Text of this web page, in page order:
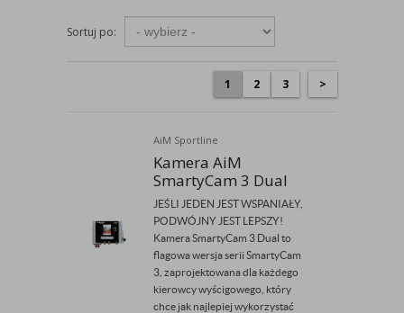
Sortuj po:
1 2 3 >
AiM Sportline
Kamera AiM
SmartyCam 3 Dual
JEŚLI JEDEN JEST WSPANIAŁY,
PODWÓJNY JEST LEPSZY!
Kamera SmartyCam 3 Dual to
flagowa wersja serii SmartyCam
3, zaprojektowana dla każdego
kierowcy wyścigowego, który
chce jak najlepiej wykorzystać